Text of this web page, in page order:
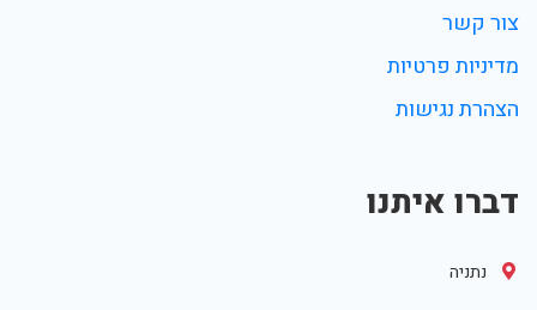
צור קשר
מדיניות פרטיות
הצהרת נגישות
דברו איתנו
נתניה